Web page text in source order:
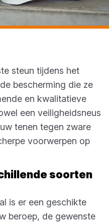
steun tijdens het
bescherming die ze
en kwalitatieve
een veiligheidsneus
tenen tegen zware
voorwerpen op
soorten
is er een geschikte
beroep, de gewenste